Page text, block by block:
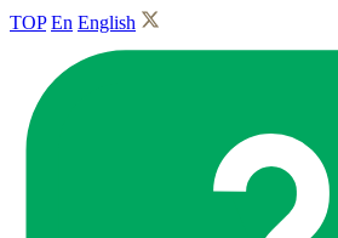
TOP En English